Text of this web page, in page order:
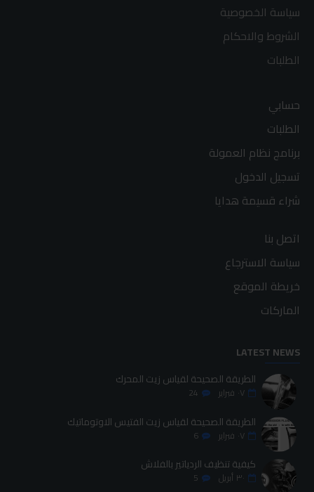
سياسة الخصوصية
الشروط والاحكام
الطلبات
حسابي
الطلبات
برنامج نظام العمولة
تسجيل الدخول
شراء قسيمة هدايا
اتصل بنا
سياسة الاسترجاع
خريطة الموقع
الماركات
LATEST NEWS
الطريقة الصحيحة لقياس زيت المحرك
٠٧ فبراير 24
الطريقة الصحيحة لقياس زيت الفتيس الاوتوماتيك
٠٧ فبراير 6
كيفية تنظيف الردياتير بالفلاش
٣٠ أبريل 5